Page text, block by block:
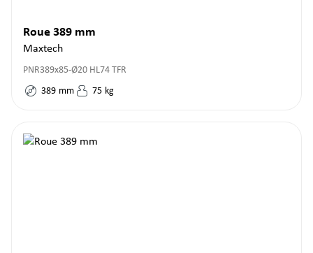
Roue 389 mm
Maxtech
PNR389x85-Ø20 HL74 TFR
389 mm 75 kg